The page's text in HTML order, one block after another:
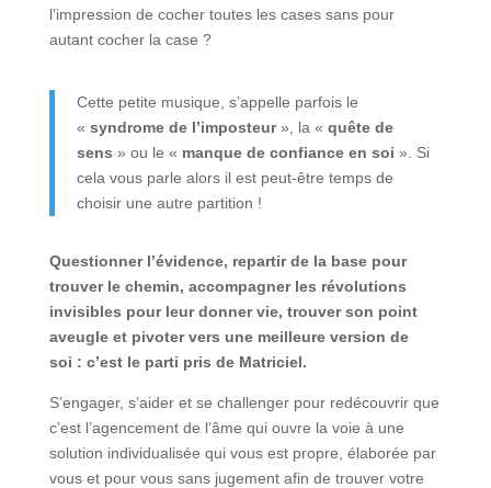
l’impression de cocher toutes les cases sans pour
autant cocher la case ?
Cette petite musique, s’appelle parfois le
« syndrome de l’imposteur», la « quête de
sens » ou le « manque de confiance en soi ». Si
cela vous parle alors il est peut-être temps de
choisir une autre partition !
Questionner l’évidence, repartir de la base pour
trouver le chemin, accompagner les révolutions
invisibles pour leur donner vie, trouver son point
aveugle et pivoter vers une meilleure version de
soi : c’est le parti pris de Matriciel.
S’engager, s’aider et se challenger pour redécouvrir que
c’est l’agencement de l’âme qui ouvre la voie à une
solution individualisée qui vous est propre, élaborée par
vous et pour vous sans jugement afin de trouver votre